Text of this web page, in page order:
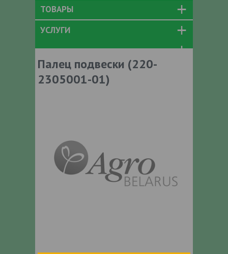
ТОВАРЫ
УСЛУГИ
Палец подвески (220-
2305001-01)